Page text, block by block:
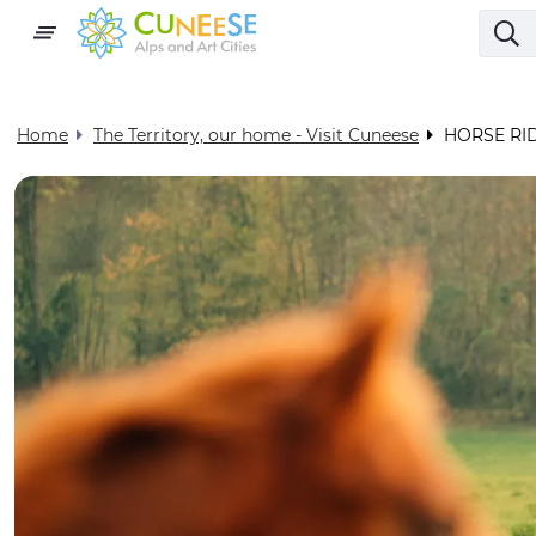
Home The Territory, our home - Visit Cuneese HORSE